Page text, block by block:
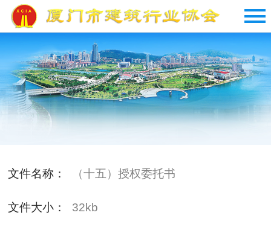
文件名称： （十五）授权委托书
文件大小： 32kb